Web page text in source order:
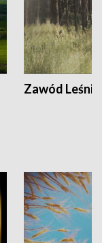
Zawód Leśnik